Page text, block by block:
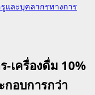
และบุคลากรทางการ
เครื่องดื่ม 10%
อบการกว่า